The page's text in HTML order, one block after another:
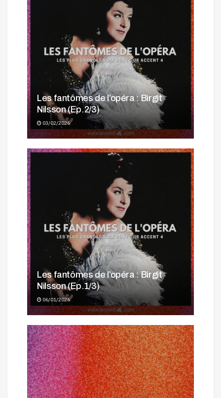
Les fantômes de l’opéra : Birgit
Nilsson (Ep.2/3)
03/02/2026
Les fantômes de l’opéra : Birgit
Nilsson (Ep.1/3)
06/01/2026